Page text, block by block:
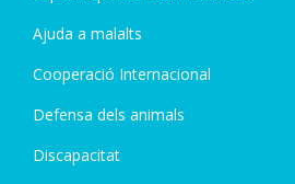
Ajuda a malalts
Cooperació Internacional
Defensa dels animals
Discapacitat